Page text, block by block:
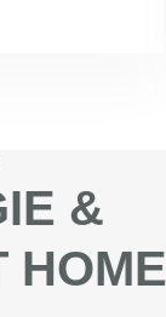
&
HOME